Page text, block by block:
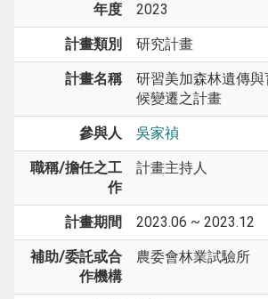
年度 2023
計畫類別 研究計畫
計畫名稱
研習美加森林遺傳
候變遷之計畫
參與人 吳家禎
職稱/擔任之工
作
計畫主持人
計畫期間 2023.06 ~ 2023.12
補助/委託或合
作機構
農委會林業試驗所